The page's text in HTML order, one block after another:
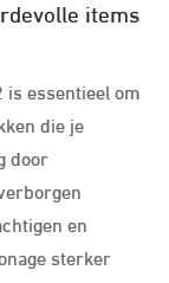
items
is essentieel om
die je
door
en
sterker